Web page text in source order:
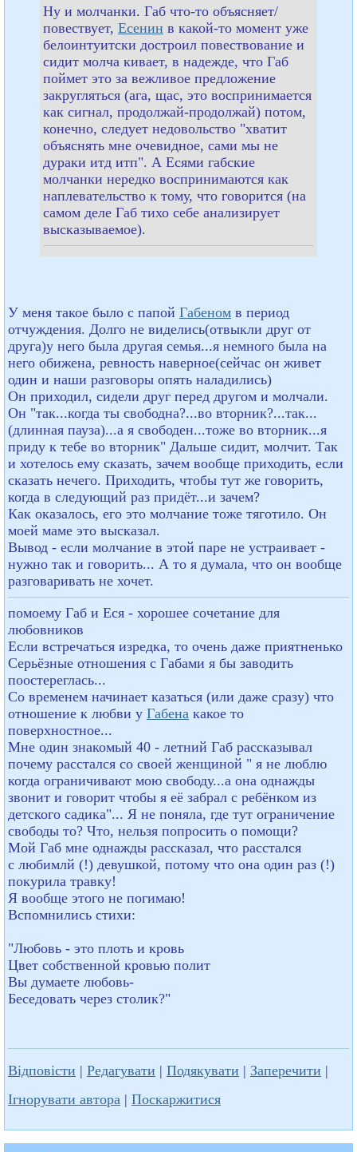
Ну и молчанки. Габ что-то объясняет/
повествует, Есенин в какой-то момент уже
белоинтуитски достроил повествование и
сидит молча кивает, в надежде, что Габ
поймет это за вежливое предложение
закругляться (ага, щас, это воспринимается
как сигнал, продолжай-продолжай) потом,
конечно, следует недовольство "хватит
объяснять мне очевидное, сами мы не
дураки итд итп". А Есями габские
молчанки нередко воспринимаются как
наплевательство к тому, что говорится (на
самом деле Габ тихо себе анализирует
высказываемое).
У меня такое было с папой Габеном в период
отчуждения. Долго не виделись(отвыкли друг от
друга)у него была другая семья...я немного была на
него обижена, ревность наверное(сейчас он живет
один и наши разговоры опять наладились)
Он приходил, сидели друг перед другом и молчали.
Он "так...когда ты свободна?...во вторник?...так...
(длинная пауза)...а я свободен...тоже во вторник...я
приду к тебе во вторник" Дальше сидит, молчит. Так
и хотелось ему сказать, зачем вообще приходить, если
сказать нечего. Приходить, чтобы тут же говорить,
когда в следующий раз придёт...и зачем?
Как оказалось, его это молчание тоже тяготило. Он
моей маме это высказал.
Вывод - если молчание в этой паре не устраивает -
нужно так и говорить... А то я думала, что он вообще
разговаривать не хочет.
помоему Габ и Еся - хорошее сочетание для
любовников
Если встречаться изредка, то очень даже приятненько
Серьёзные отношения с Габами я бы заводить
поостереглась...
Со временем начинает казаться (или даже сразу) что
отношение к любви у Габена какое то
поверхностное...
Мне один знакомый 40 - летний Габ рассказывал
почему расстался со своей женщиной " я не люблю
когда ограничивают мою свободу...а она однажды
звонит и говорит чтобы я её забрал с ребёнком из
детского садика"... Я не поняла, где тут ограничение
свободы то? Что, нельзя попросить о помощи?
Мой Габ мне однажды рассказал, что расстался
с любимлй (!) девушкой, потому что она один раз (!)
покурила травку!
Я вообще этого не погимаю!
Вспомнились стихи:
"Любовь - это плоть и кровь
Цвет собственной кровью полит
Вы думаете любовь-
Беседовать через столик?"
Відповісти | Редагувати | Подякувати | Заперечити |
Ігнорувати автора | Поскаржитися